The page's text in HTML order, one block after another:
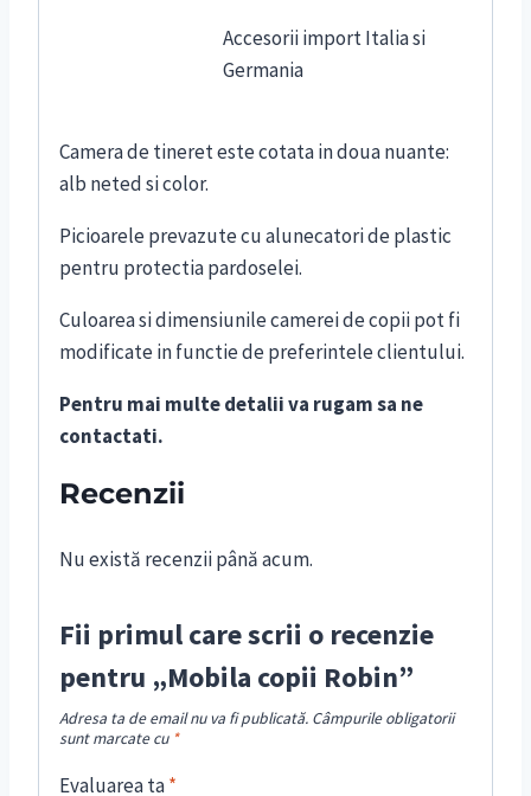
Accesorii import Italia si
Germania
Camera de tineret este cotata in doua nuante:
alb neted si color.
Picioarele prevazute cu alunecatori de plastic
pentru protectia pardoselei.
Culoarea si dimensiunile camerei de copii pot fi
modificate in functie de preferintele clientului.
Pentru mai multe detalii va rugam sa ne
contactati.
Recenzii
Nu există recenzii până acum.
Fii primul care scrii o recenzie
pentru „Mobila copii Robin”
Adresa ta de email nu va fi publicată. Câmpurile obligatorii
sunt marcate cu *
Evaluarea ta*